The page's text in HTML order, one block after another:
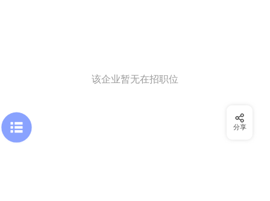
该企业暂无在招职位
分享